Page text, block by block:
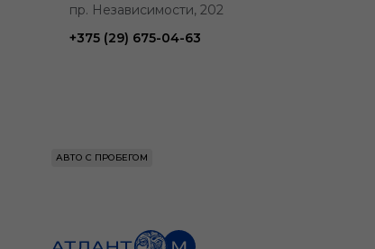
пр. Независимости, 202
+375 (29) 675-04-63
АВТО С ПРОБЕГОМ